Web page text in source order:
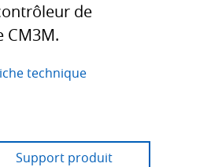
de
CM3M.
technique
Support produit